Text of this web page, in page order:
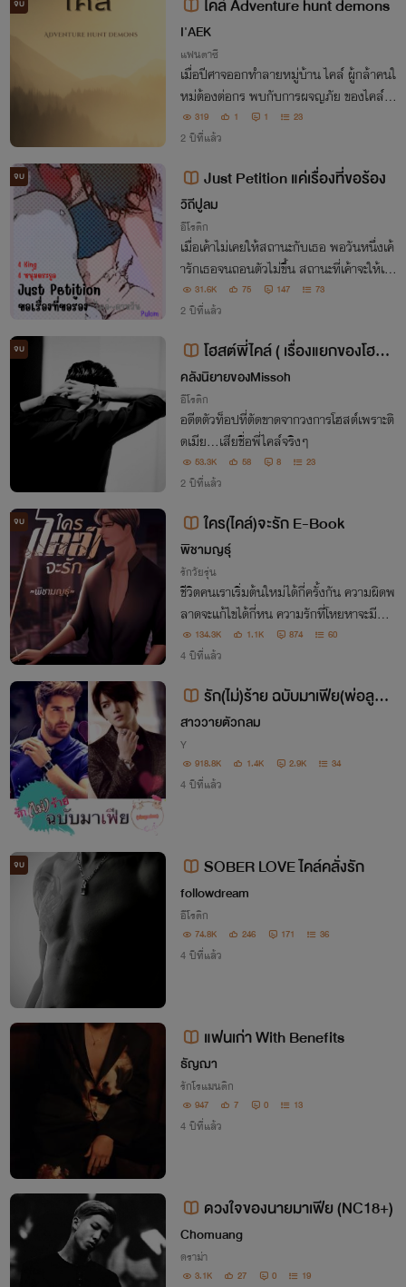
จบ ไคล์ Adventure hunt demons
I'AEK
แฟนตาซี
เมื่อปีศาจออกทำลายหมู่บ้าน ไคล์ ผู้กล้าคนใ
หม่ต้องต่อกร พบกับการผจญภัย ของไคล์แ
ละเหล่าเพื่อนได้ใน ไคล์ Adventure hunt d
emons
319 1 1 23
2 ปีที่แล้ว
จบ Just Petition แค่เรื่องที่ขอร้อง
วิถีปูลม
อีโรติก
เมื่อเค้าไม่เคยให้สถานะกับเธอ พอวันหนึ่งเค้
ารักเธอจนถอนตัวไม่ขึ้น สถานะที่เค้าจะให้เธ
อกลับไม่ต้องการมัน เค้าจะทำอย่างไรเพื่อให้
เธอยอมรับสถานะนี้ รักสามเส้า สี่เส้า ที่ผิดศี
ลธรรมตั้งแต่เริ่มต้น
31.6K 75 147 73
2 ปีที่แล้ว
จบ
โฮสต์พี่ไคล์ ( เรื่องแยกของโฮสต์
ตัวท็อป )
คลังนิยายของMissoh
อีโรติก
อดีตตัวท็อปที่ตัดขาดจากวงการโฮสต์เพราะติ
ดเมีย...เสียชื่อพี่ไคล์จริงๆ
53.3K 58 8 23
2 ปีที่แล้ว
จบ ใคร(ไคล์)จะรัก E-Book
พิชามญธุ์
รักวัยรุ่น
ชีวิตคนเราเริ่มต้นใหม่ได้กี่ครั้งกัน ความผิดพ
ลาดจะแก้ไขได้กี่หน ความรักที่โหยหาจะมีสัก
กี่คนที่มอบให้ คำว่าขอโทษมันยากที่จะเอ่ยจริ
งหรือ และคำว่าให้อภัยคนคนหนึ่งจะได้รับมั
134.3K 1.1K 874 60
4 ปีที่แล้ว
รัก(ไม่)ร้าย ฉบับมาเฟีย(พ่อลูกอ่
อน)
สาววายตัวกลม
Y
918.8K 1.4K 2.9K 34
4 ปีที่แล้ว
จบ SOBER LOVE ไคล์คลั่งรัก
followdream
อีโรติก
74.8K 246 171 36
4 ปีที่แล้ว
แฟนเก่า With Benefits
ธัญฌา
รักโรแมนติก
947 7 0 13
4 ปีที่แล้ว
ดวงใจของนายมาเฟีย (NC18+)
Chomuang
ดราม่า
3.1K 27 0 19